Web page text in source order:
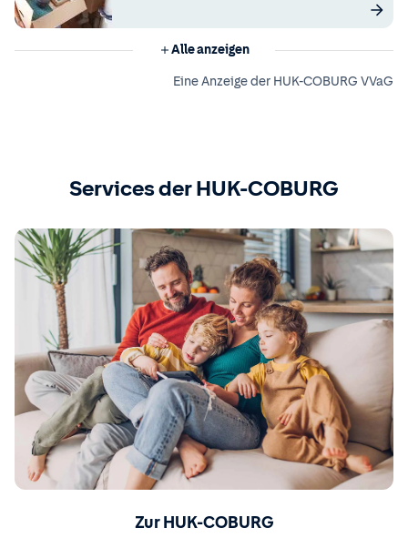
Alle anzeigen
Eine Anzeige der HUK-COBURG VVaG
Services der HUK-COBURG
Zur HUK-COBURG